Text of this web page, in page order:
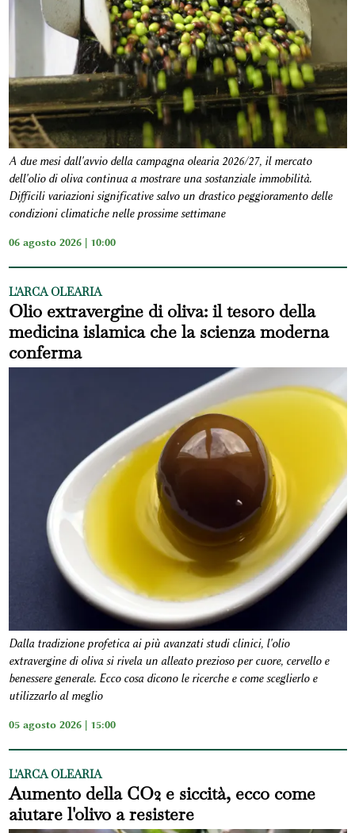
A due mesi dall'avvio della campagna olearia 2026/27, il mercato
dell'olio di oliva continua a mostrare una sostanziale immobilità.
Difficili variazioni significative salvo un drastico peggioramento delle
condizioni climatiche nelle prossime settimane
06 agosto 2026 | 10:00
L'ARCA OLEARIA
Olio extravergine di oliva: il tesoro della
medicina islamica che la scienza moderna
conferma
Dalla tradizione profetica ai più avanzati studi clinici, l'olio
extravergine di oliva si rivela un alleato prezioso per cuore, cervello e
benessere generale. Ecco cosa dicono le ricerche e come sceglierlo e
utilizzarlo al meglio
05 agosto 2026 | 15:00
L'ARCA OLEARIA
Aumento della CO2 e siccità, ecco come
aiutare l'olivo a resistere